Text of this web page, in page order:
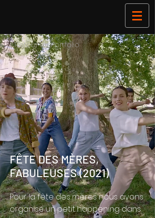
< Retour au Portfolio
FÊTE DES MÈRES,
FABULEUSES (2021)
Pour la fête des mères nous avons
organisé un petit happening dans